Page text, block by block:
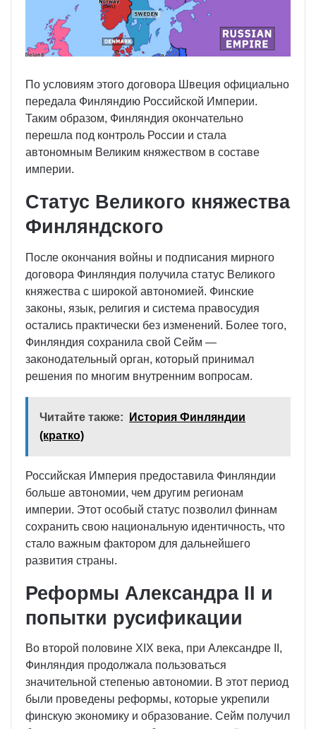
По условиям этого договора Швеция официально
передала Финляндию Российской Империи.
Таким образом, Финляндия окончательно
перешла под контроль России и стала
автономным Великим княжеством в составе
империи.
Статус Великого княжества
Финляндского
После окончания войны и подписания мирного
договора Финляндия получила статус Великого
княжества с широкой автономией. Финские
законы, язык, религия и система правосудия
остались практически без изменений. Более того,
Финляндия сохранила свой Сейм —
законодательный орган, который принимал
решения по многим внутренним вопросам.
Читайте также:
История Финляндии
(кратко)
Российская Империя предоставила Финляндии
больше автономии, чем другим регионам
империи. Этот особый статус позволил финнам
сохранить свою национальную идентичность, что
стало важным фактором для дальнейшего
развития страны.
Реформы Александра II и
попытки русификации
Во второй половине XIX века, при Александре II,
Финляндия продолжала пользоваться
значительной степенью автономии. В этот период
были проведены реформы, которые укрепили
финскую экономику и образование. Сейм получил